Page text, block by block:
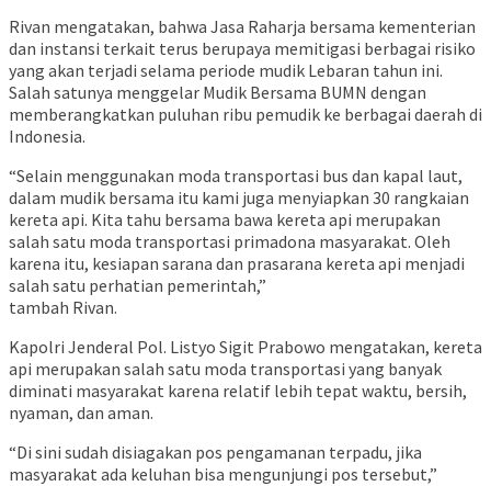
Rivan mengatakan, bahwa Jasa Raharja bersama kementerian
dan instansi terkait terus berupaya memitigasi berbagai risiko
yang akan terjadi selama periode mudik Lebaran tahun ini.
Salah satunya menggelar Mudik Bersama BUMN dengan
memberangkatkan puluhan ribu pemudik ke berbagai daerah di
Indonesia.
“Selain menggunakan moda transportasi bus dan kapal laut,
dalam mudik bersama itu kami juga menyiapkan 30 rangkaian
kereta api. Kita tahu bersama bawa kereta api merupakan
salah satu moda transportasi primadona masyarakat. Oleh
karena itu, kesiapan sarana dan prasarana kereta api menjadi
salah satu perhatian pemerintah,”
tambah Rivan.
Kapolri Jenderal Pol. Listyo Sigit Prabowo mengatakan, kereta
api merupakan salah satu moda transportasi yang banyak
diminati masyarakat karena relatif lebih tepat waktu, bersih,
nyaman, dan aman.
“Di sini sudah disiagakan pos pengamanan terpadu, jika
masyarakat ada keluhan bisa mengunjungi pos tersebut,”